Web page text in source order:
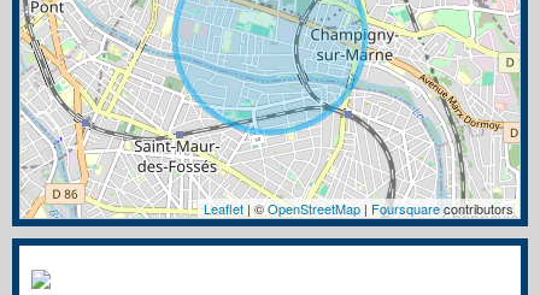
Leaflet| ©OpenStreetMap | Foursquarecontributors